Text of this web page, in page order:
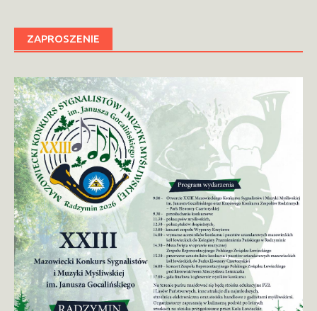
ZAPROSZENIE